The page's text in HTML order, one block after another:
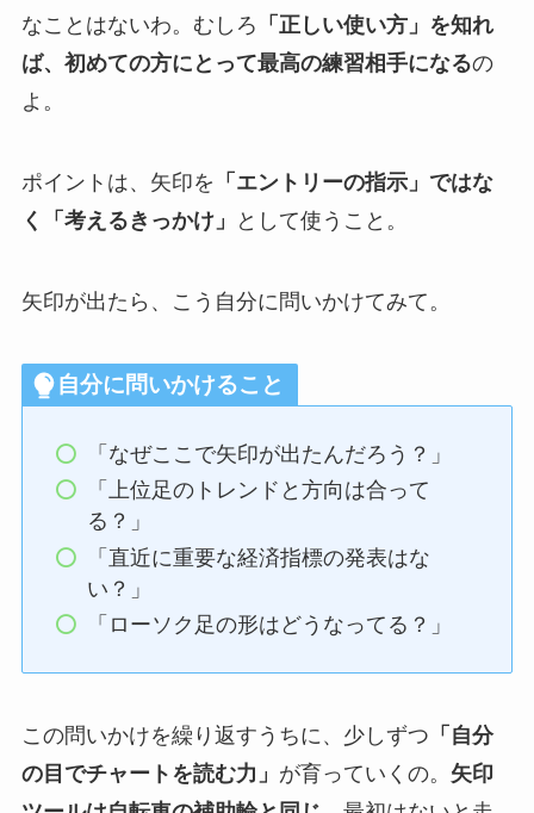
なことはないわ。むしろ 「正しい使い方」を知れ
ば、初めての方にとって最高の練習相手になるの
よ。
ポイントは、矢印を 「エントリーの指示」ではな
く「考えるきっかけ」
として使うこと。
矢印が出たら、こう自分に問いかけてみて。
自分に問いかけること
「なぜここで矢印が出たんだろう？」
「上位足のトレンドと方向は合って
る？」
「直近に重要な経済指標の発表はな
い？」
「ローソク足の形はどうなってる？」
この問いかけを繰り返すうちに、少しずつ 「自分
の目でチャートを読む力」 が育っていくの。 矢印